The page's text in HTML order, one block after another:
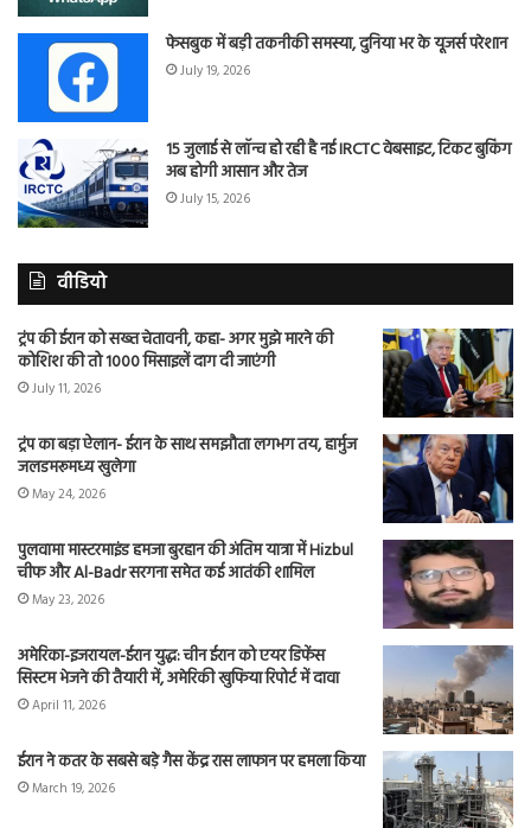
फेसबुक में बड़ी तकनीकी समस्या, दुनिया भर के यूजर्स परेशान
July 19, 2026
15 जुलाई से लॉन्च हो रही है नई IRCTC वेबसाइट, टिकट बुकिंग
अब होगी आसान और तेज
July 15, 2026
वीडियो
ट्रंप की ईरान को सख्त चेतावनी, कहा- अगर मुझे मारने की
कोशिश की तो 1000 मिसाइलें दाग दी जाएंगी
July 11, 2026
ट्रंप का बड़ा ऐलान- ईरान के साथ समझौता लगभग तय, हार्मुज
जलडमरूमध्य खुलेगा
May 24, 2026
पुलवामा मास्टरमाइंड हमजा बुरहान की अंतिम यात्रा में Hizbul
चीफ और Al-Badr सरगना समेत कई आतंकी शामिल
May 23, 2026
अमेरिका-इजरायल-ईरान युद्ध: चीन ईरान को एयर डिफेंस
सिस्टम भेजने की तैयारी में, अमेरिकी खुफिया रिपोर्ट में दावा
April 11, 2026
ईरान ने कतर के सबसे बड़े गैस केंद्र रास लाफान पर हमला किया
March 19, 2026